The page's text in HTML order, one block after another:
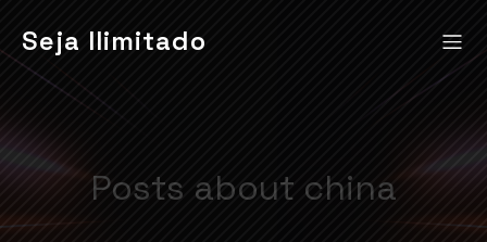
Seja Ilimitado
Posts about china